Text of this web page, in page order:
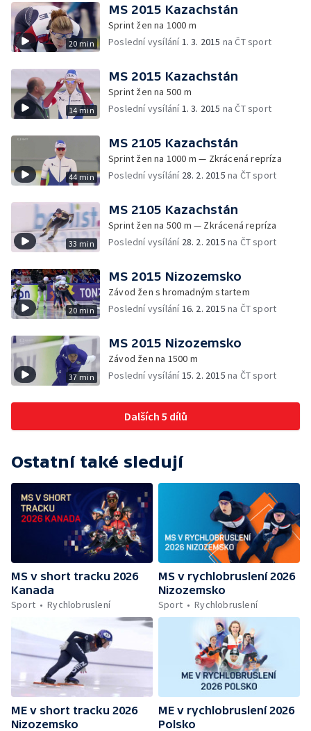
20 min
MS 2015 Kazachstán
Sprint žen na 1000 m
Poslední vysílání1. 3. 2015 na ČT sport
14 min
MS 2015 Kazachstán
Sprint žen na 500 m
Poslední vysílání1. 3. 2015 na ČT sport
44 min
MS 2105 Kazachstán
Sprint žen na 1000 m — Zkrácená repríza
Poslední vysílání 28. 2. 2015 na ČT sport
33 min
MS 2105 Kazachstán
Sprint žen na 500 m — Zkrácená repríza
Poslední vysílání 28. 2. 2015 na ČT sport
20 min
MS 2015 Nizozemsko
Závod žen s hromadným startem
Poslední vysílání16. 2. 2015 na ČT sport
37 min
MS 2015 Nizozemsko
Závod žen na 1500 m
Poslední vysílání15. 2. 2015 na ČT sport
Dalších 5 dílů
Ostatní také sledují
MS v short tracku 2026
Kanada
Sport
Rychlobruslení
MS v rychlobruslení 2026
Nizozemsko
Sport
Rychlobruslení
ME v short tracku 2026
Nizozemsko
ME v rychlobruslení 2026
Polsko